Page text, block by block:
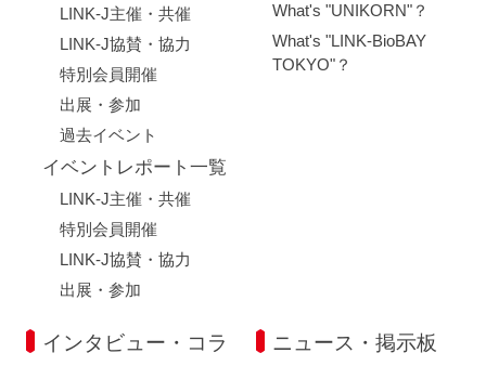
LINK-J主催・共催
LINK-J協賛・協力
特別会員開催
出展・参加
過去イベント
イベントレポート一覧
LINK-J主催・共催
特別会員開催
LINK-J協賛・協力
出展・参加
What's "UNIKORN"？
What's "LINK-BioBAY
TOKYO"？
インタビュー・コラ
ニュース・掲示板